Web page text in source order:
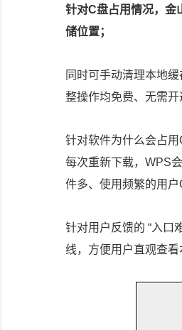
针对C盘占用情况，金
储位置；
同时可手动清理本地
整操作均免费、无需开
针对软件为什么会占
每次重新下载，WPS
件多、使用频繁的用户
针对用户反馈的 “入口
线，方便用户直观查看